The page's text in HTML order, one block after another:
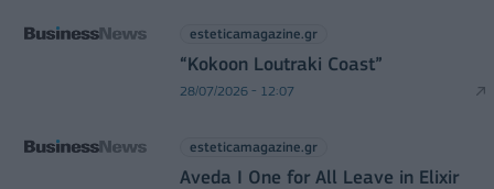
esteticamagazine.gr
“Kokoon Loutraki Coast”
28/07/2026 - 12:07
esteticamagazine.gr
Aveda I One for All Leave in Elixir